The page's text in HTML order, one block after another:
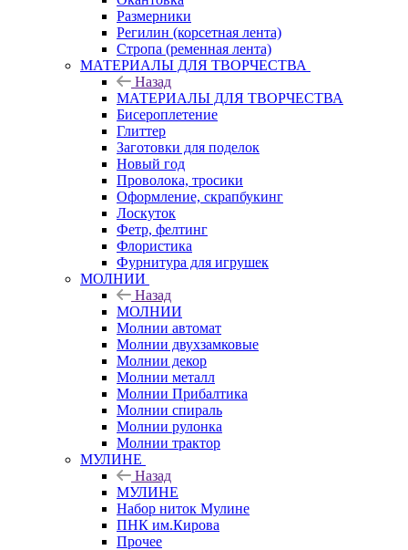
Размерники
Регилин (корсетная лента)
Стропа (ременная лента)
МАТЕРИАЛЫ ДЛЯ ТВОРЧЕСТВА
Назад
МАТЕРИАЛЫ ДЛЯ ТВОРЧЕСТВА
Бисероплетение
Глиттер
Заготовки для поделок
Новый год
Проволока, тросики
Оформление, скрапбукинг
Лоскуток
Фетр, фелтинг
Флористика
Фурнитура для игрушек
МОЛНИИ
Назад
МОЛНИИ
Молнии автомат
Молнии двухзамковые
Молнии декор
Молнии металл
Молнии Прибалтика
Молнии спираль
Молнии рулонка
Молнии трактор
МУЛИНЕ
Назад
МУЛИНЕ
Набор ниток Мулине
ПНК им.Кирова
Прочее